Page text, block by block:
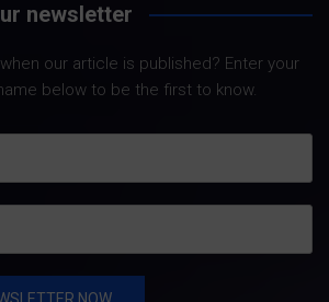
newsletter
our article is published? Enter your
below to be the first to know.